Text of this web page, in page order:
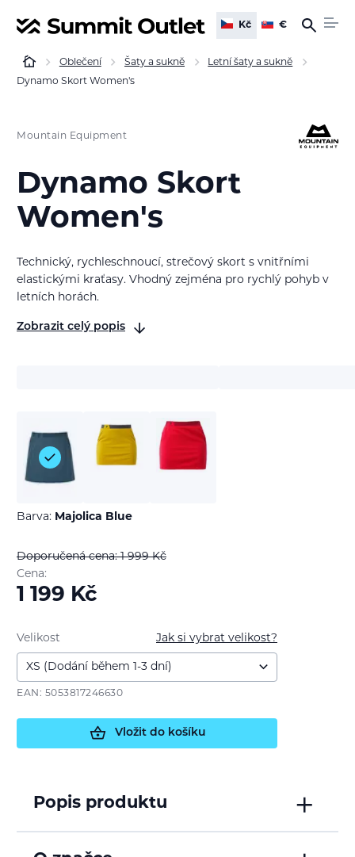
Kč €
Oblečení Šaty a sukně
Letní šaty a sukně
Dynamo Skort Women's
Mountain Equipment
Dynamo Skort
Women's
Technický, rychleschnoucí, strečový skort s vnitřními
elastickými kraťasy. Vhodný zejména pro rychlý pohyb v
letních horách.
Zobrazit celý popis
Barva: Majolica Blue
Doporučená cena: 1 999Kč
Cena:
1 199 Kč
Jak si vybrat velikost?
Velikost
EAN: 5053817246630
Vložit do košíku
Popis produktu